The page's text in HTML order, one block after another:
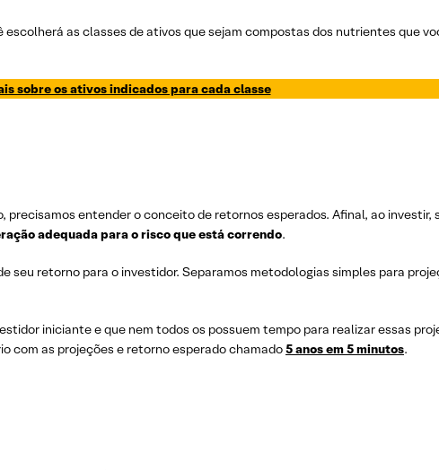
escolherá as classes de ativos que sejam compostas dos nutrientes que
sobre os ativos indicados para cada classe
precisamos entender o conceito de retornos esperados. Afinal, ao investir,
adequada para o risco que está correndo.
seu retorno para o investidor. Separamos metodologias simples para
iniciante e que nem todos os possuem tempo para realizar essas
com as projeções e retorno esperado chamado5 anos em 5 minutos.